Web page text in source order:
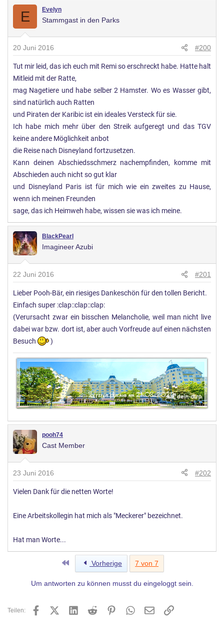
E Evelyn
Stammgast in den Parks
20 Juni 2016 #200
Tut mir leid, das ich euch mit Remi so erschreckt habe. Hatte halt
Mitleid mit der Ratte,
mag Nagetiere und habe selber 2 Hamster. Wo es Wasser gibt,
sind natürlich auch Ratten
und Piraten der Karibic ist ein ideales Versteck für sie.
Ich habe mich mehr über den Streik aufgeregt und das TGV
keine andere Möglichkeit anbot
die Reise nach Disneyland fortzusetzen.
Kann deinen Abschiedsschmerz nachempfinden, komme mit
Abschieden auch nicht so gut klar
und Disneyland Paris ist für mich wie ein zweites zu Hause,
wenn ich meinen Freunden
sage, das ich Heimweh habe, wissen sie was ich meine.
BlackPearl
Imagineer Azubi
22 Juni 2016 #201
Lieber Pooh-Bär, ein riesiges Dankeschön für den tollen Bericht.
Einfach super :clap::clap::clap:
(Verursacht zwar ein bisschen Melancholie, weil man nicht live
dabei war bzw. dort ist, aber auch Vorfreude auf einen nächsten
Besuch
)
pooh74
Cast Member
23 Juni 2016 #202
Vielen Dank für die netten Worte!
Eine Arbeitskollegin hat mich als "Meckerer" bezeichnet.
Hat man Worte...
Erste Vorherige 7 von 7
Um antworten zu können musst du eingeloggt sein.
Teilen: FacebookX (Twitter)LinkedInReddit PinterestWhatsApp
E-MailLink